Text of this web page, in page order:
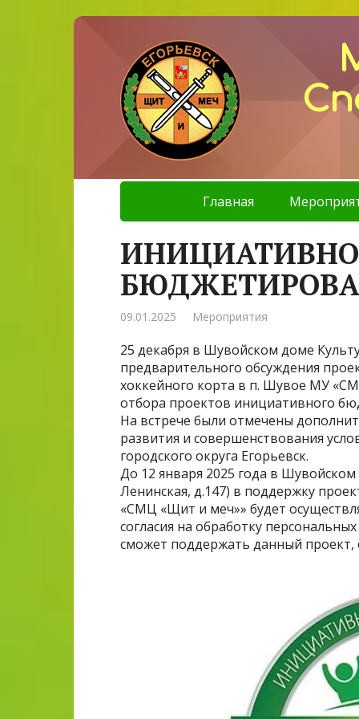
Главная
09.01.2025 Мероприятия
25 декабря в Шувойском доме
предварительного обсуждения
хоккейного корта в п. Шувое МУ
отбора проектов инициативного
На встрече были отмечены
развития и совершенствования
городского округа Егорьевск.
До 12 января 2025 года в
Ленинская, д.147) в поддержку
«СМЦ «Щит и меч»» будет
согласия на обработку
сможет поддержать данный проект,